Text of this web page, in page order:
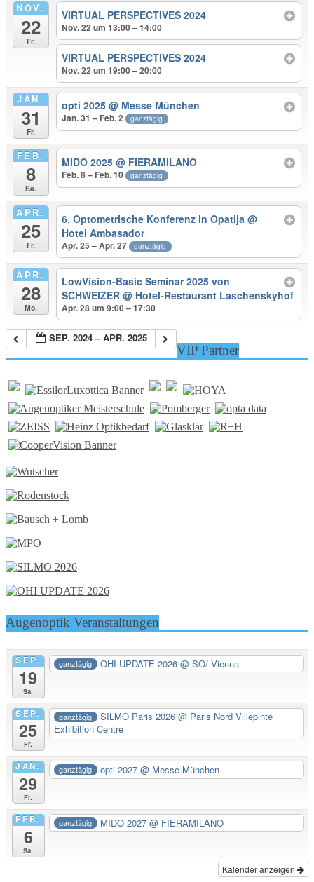
NOV.
22
Fr.
VIRTUAL PERSPECTIVES 2024
Nov. 22 um 13:00 – 14:00
VIRTUAL PERSPECTIVES 2024
Nov. 22 um 19:00 – 20:00
JAN.
31
Fr.
opti 2025@ Messe München
Jan. 31 – Feb. 2 ganztägig
FEB.
8
Sa.
MIDO 2025@ FIERAMILANO
Feb. 8 – Feb. 10 ganztägig
APR.
25
Fr.
6. Optometrische Konferenz in Opatija@
Hotel Ambasador
Apr. 25 – Apr. 27 ganztägig
APR.
28
Mo.
LowVision-Basic Seminar 2025 von
SCHWEIZER@ Hotel-Restaurant Laschenskyhof
Apr. 28 um 9:00 – 17:30
SEP. 2024 – APR. 2025
VIP Partner
Augenoptik Veranstaltungen
SEP.
19
Sa.
ganztägig OHI UPDATE 2026@ SO/ Vienna
SEP.
25
Fr.
ganztägig SILMO Paris 2026@ Paris Nord Villepinte
Exhibition Centre
JAN.
29
Fr.
ganztägig opti 2027@ Messe München
FEB.
6
Sa.
ganztägig MIDO 2027@ FIERAMILANO
Kalender anzeigen